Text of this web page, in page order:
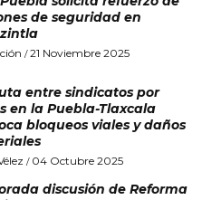
de seguridad en
/21 Noviembre 2025
entre sindicatos por
en la Puebla-Tlaxcala
bloqueos viales y daños
/ 04 Octubre 2025
discusión de Reforma